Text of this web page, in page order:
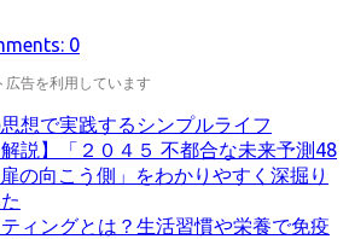
0
広告を利用しています
想で実践するシンプルライフ
解説】「２０４５ 不都合な未来予測48
の向こう側」をわかりやすく深掘り
ィングとは？生活習慣や栄養で免疫